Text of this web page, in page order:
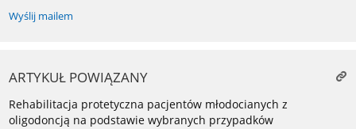
Wyślij mailem
ARTYKUŁ POWIĄZANY
Rehabilitacja protetyczna pacjentów młodocianych z
oligodoncją na podstawie wybranych przypadków